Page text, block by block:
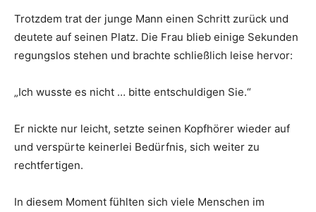
Trotzdem trat der junge Mann einen Schritt zurück und
deutete auf seinen Platz. Die Frau blieb einige Sekunden
regungslos stehen und brachte schließlich leise hervor:
„Ich wusste es nicht … bitte entschuldigen Sie.“
Er nickte nur leicht, setzte seinen Kopfhörer wieder auf
und verspürte keinerlei Bedürfnis, sich weiter zu
rechtfertigen.
In diesem Moment fühlten sich viele Menschen im